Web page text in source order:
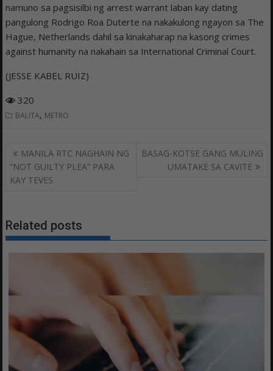
namuno sa pagsisilbi ng arrest warrant laban kay dating
pangulong Rodrigo Roa Duterte na nakakulong ngayon sa The
Hague, Netherlands dahil sa kinakaharap na kasong crimes
against humanity na nakahain sa International Criminal Court.
(JESSE KABEL RUIZ)
320
BALITA, METRO
Post
navigation
MANILA RTC NAGHAIN NG
“NOT GUILTY PLEA” PARA
KAY TEVES
BASAG-KOTSE GANG MULING
UMATAKE SA CAVITE
Related posts